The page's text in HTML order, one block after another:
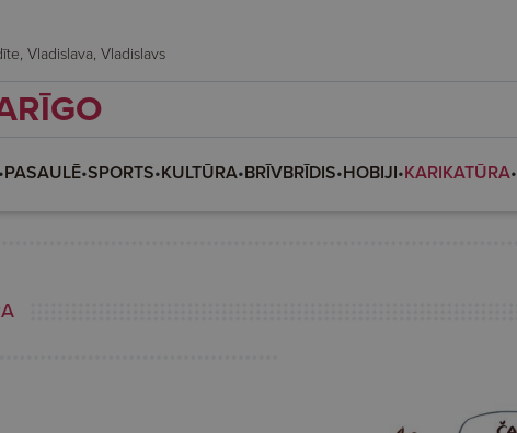
Mudīte, Vladislava, Vladislavs
•PASAULĒ•SPORTS•KULTŪRA•BRĪVBRĪDIS•HOBIJI•KARIKATŪRA•